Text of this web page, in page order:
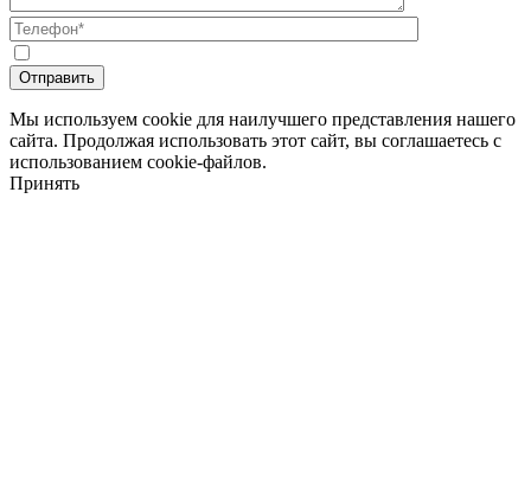
Мы используем cookie для наилучшего представления нашего
сайта. Продолжая использовать этот сайт, вы соглашаетесь с
использованием cookie-файлов.
Принять